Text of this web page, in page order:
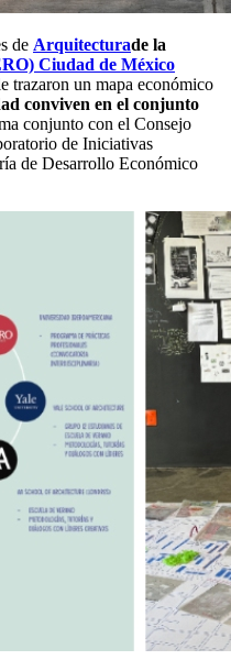
de Arquitecturade la
Ciudad de México
trazaron un mapa económico
conviven en el conjunto
conjunto con el Consejo
de Iniciativas
de Desarrollo Económico